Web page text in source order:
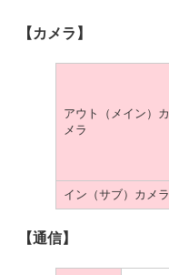
【カメラ】
アウト（メイン）カ
メラ
イン（サブ）カメラ
【通信】